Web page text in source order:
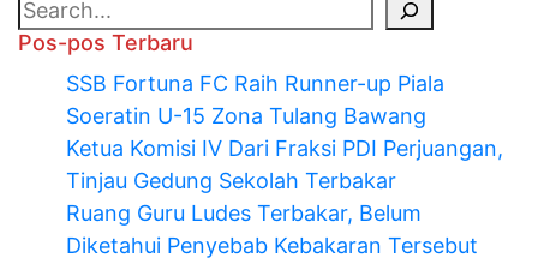
Pos-pos Terbaru
SSB Fortuna FC Raih Runner-up Piala
Soeratin U-15 Zona Tulang Bawang
Ketua Komisi IV Dari Fraksi PDI Perjuangan,
Tinjau Gedung Sekolah Terbakar
Ruang Guru Ludes Terbakar, Belum
Diketahui Penyebab Kebakaran Tersebut